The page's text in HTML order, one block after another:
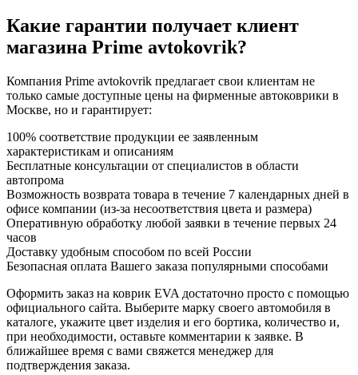
Какие гарантии получает клиент
магазина Prime avtokovrik?
Компания Prime avtokovrik предлагает свои клиентам не
только самые доступные цены на фирменные автоковрики в
Москве, но и гарантирует:
100% соответствие продукции ее заявленным
характеристикам и описаниям
Бесплатные консультации от специалистов в области
автопрома
Возможность возврата товара в течение 7 календарных дней в
офисе компании (из-за несоответствия цвета и размера)
Оперативную обработку любой заявки в течение первых 24
часов
Доставку удобным способом по всей России
Безопасная оплата Вашего заказа популярными способами
Оформить заказ на коврик EVA достаточно просто с помощью
официального сайта. Выберите марку своего автомобиля в
каталоге, укажите цвет изделия и его бортика, количество и,
при необходимости, оставьте комментарии к заявке. В
ближайшее время с вами свяжется менеджер для
подтверждения заказа.